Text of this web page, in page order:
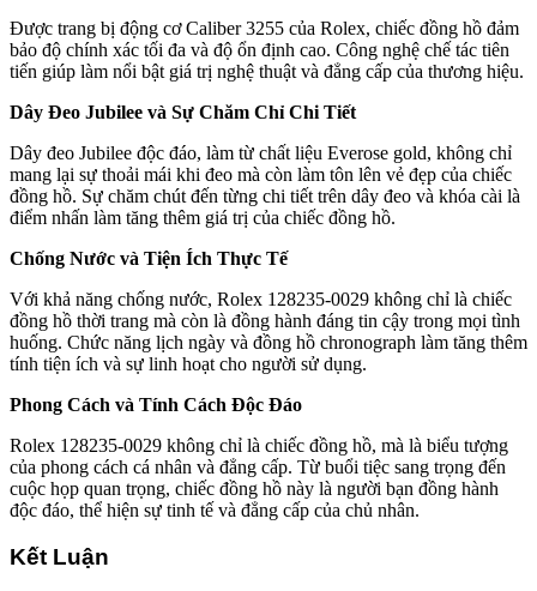
Được trang bị động cơ Caliber 3255 của Rolex, chiếc đồng hồ đảm
bảo độ chính xác tối đa và độ ổn định cao. Công nghệ chế tác tiên
tiến giúp làm nổi bật giá trị nghệ thuật và đẳng cấp của thương hiệu.
Dây Đeo Jubilee và Sự Chăm Chỉ Chi Tiết
Dây đeo Jubilee độc đáo, làm từ chất liệu Everose gold, không chỉ
mang lại sự thoải mái khi đeo mà còn làm tôn lên vẻ đẹp của chiếc
đồng hồ. Sự chăm chút đến từng chi tiết trên dây đeo và khóa cài là
điểm nhấn làm tăng thêm giá trị của chiếc đồng hồ.
Chống Nước và Tiện Ích Thực Tế
Với khả năng chống nước, Rolex 128235-0029 không chỉ là chiếc
đồng hồ thời trang mà còn là đồng hành đáng tin cậy trong mọi tình
huống. Chức năng lịch ngày và đồng hồ chronograph làm tăng thêm
tính tiện ích và sự linh hoạt cho người sử dụng.
Phong Cách và Tính Cách Độc Đáo
Rolex 128235-0029 không chỉ là chiếc đồng hồ, mà là biểu tượng
của phong cách cá nhân và đẳng cấp. Từ buổi tiệc sang trọng đến
cuộc họp quan trọng, chiếc đồng hồ này là người bạn đồng hành
độc đáo, thể hiện sự tinh tế và đẳng cấp của chủ nhân.
Kết Luận